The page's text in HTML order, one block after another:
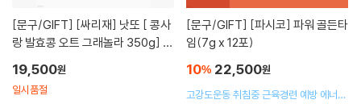
[문구/GIFT]
랑 발효콩 오트 그래놀라 350g] 국
화학첨가물 0% 우리 농산물로 만듭
니다
19,500원
일시품절
[문구/GIFT]
임(7g x 12포)
10% 22,500원
고강도운동 취침중 근육경련 예방 에너지